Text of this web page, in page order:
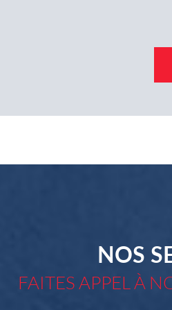
NOS
FAITES APPEL À